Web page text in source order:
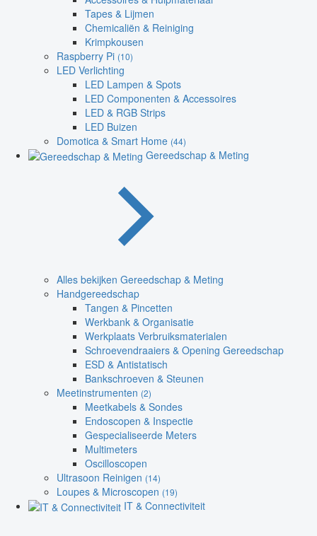
Tapes & Lijmen
Chemicaliën & Reiniging
Krimpkousen
Raspberry Pi (10)
LED Verlichting
LED Lampen & Spots
LED Componenten & Accessoires
LED & RGB Strips
LED Buizen
Domotica & Smart Home (44)
Gereedschap & Meting
Alles bekijken Gereedschap & Meting
Handgereedschap
Tangen & Pincetten
Werkbank & Organisatie
Werkplaats Verbruiksmaterialen
Schroevendraaiers & Opening Gereedschap
ESD & Antistatisch
Bankschroeven & Steunen
Meetinstrumenten (2)
Meetkabels & Sondes
Endoscopen & Inspectie
Gespecialiseerde Meters
Multimeters
Oscilloscopen
Ultrasoon Reinigen (14)
Loupes & Microscopen (19)
IT & Connectiviteit